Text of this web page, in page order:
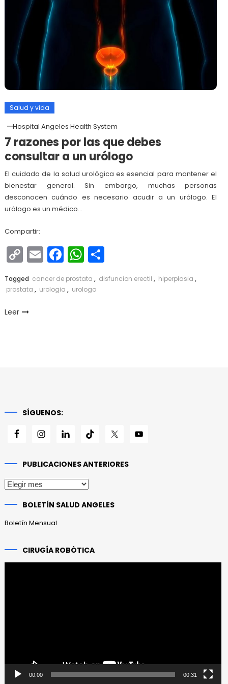
Salud y vida
Hospital Angeles Health System
7 razones por las que debes
consultar a un urólogo
El cuidado de la salud urológica es esencial para mantener el
bienestar general. Sin embargo, muchas personas
desconocen cuándo es necesario acudir a un urólogo. El
urólogo es un médico…
Compartir:
Copy
Link
EmailFacebook
WhatsApp
Compartir
Tagged cancer de prostata , disfuncion erectil , hiperplasia ,
prostata , urologia , urologo
Leer
SÍGUENOS:
PUBLICACIONES ANTERIORES
Publicaciones
BOLETÍN SALUD ANGELES
Boletín Mensual
CIRUGÍA ROBÓTICA
00:00 00:31